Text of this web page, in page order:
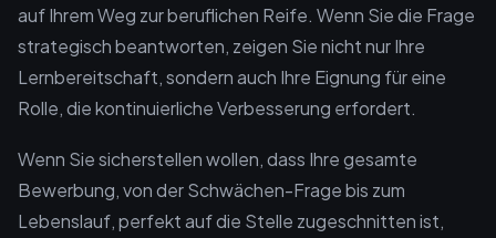
auf Ihrem Weg zur beruflichen Reife. Wenn Sie die Frage
strategisch beantworten, zeigen Sie nicht nur Ihre
Lernbereitschaft, sondern auch Ihre Eignung für eine
Rolle, die kontinuierliche Verbesserung erfordert.
Wenn Sie sicherstellen wollen, dass Ihre gesamte
Bewerbung, von der Schwächen-Frage bis zum
Lebenslauf, perfekt auf die Stelle zugeschnitten ist,